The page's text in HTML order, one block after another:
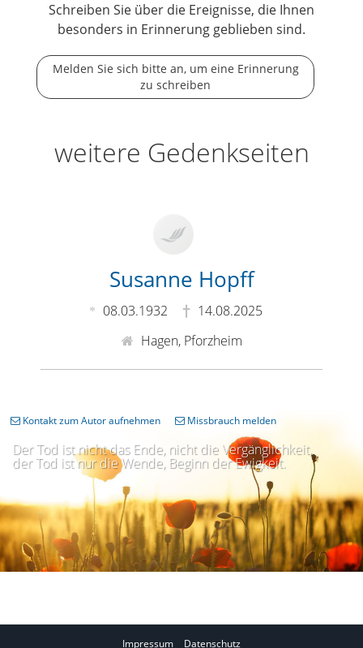
Schreiben Sie über die Ereignisse, die Ihnen
besonders in Erinnerung geblieben sind.
Melden Sie sich bitte an, um eine Erinnerung
zu schreiben
weitere Gedenkseiten
Susanne Hopff
08.03.1932
14.08.2025
Hagen, Pforzheim
Der Tod ist nicht das Ende, nicht die Vergänglichkeit,
der Tod ist nur die Wende, Beginn der Ewigkeit.
Kontakt zum Autor aufnehmen Missbrauch melden
Impressum Datenschutz